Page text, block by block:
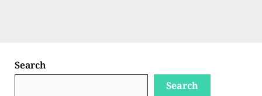
Search
Search